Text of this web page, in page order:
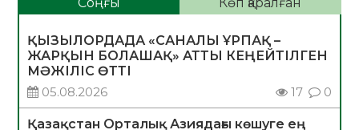
ҚЫЗЫЛОРДАДА «САНАЛЫ ҰРПАҚ –
ЖАРҚЫН БОЛАШАҚ» АТТЫ КЕҢЕЙТІЛГЕН
МӘЖІЛІС ӨТТІ
05.08.2026
17 0
Қазақстан Орталық Азиядағы көшуге ең